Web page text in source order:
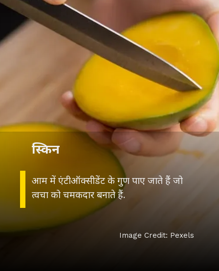
आम में एंटीऑक्सीडेंट के गुण पाए जाते हैं जो
त्वचा को चमकदार बनाते हैं.
स्किन
Image Credit: Pexels